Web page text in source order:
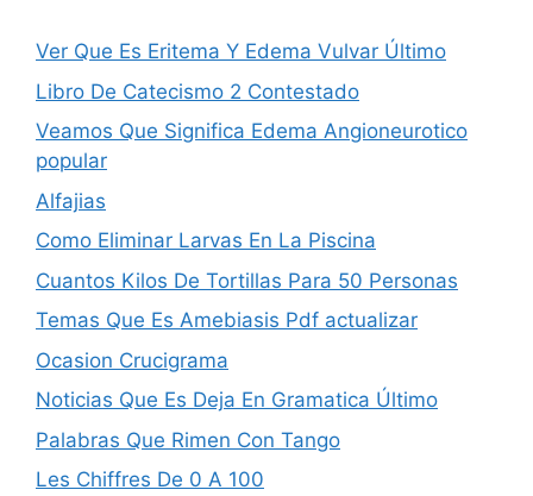
Ver Que Es Eritema Y Edema Vulvar Último
Libro De Catecismo 2 Contestado
Veamos Que Significa Edema Angioneurotico
popular
Alfajias
Como Eliminar Larvas En La Piscina
Cuantos Kilos De Tortillas Para 50 Personas
Temas Que Es Amebiasis Pdf actualizar
Ocasion Crucigrama
Noticias Que Es Deja En Gramatica Último
Palabras Que Rimen Con Tango
Les Chiffres De 0 A 100